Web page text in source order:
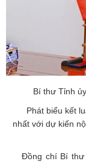
Bí thư Tỉnh
Phát biểu kết
nhất với dự kiến
Đồng chí Bí thư